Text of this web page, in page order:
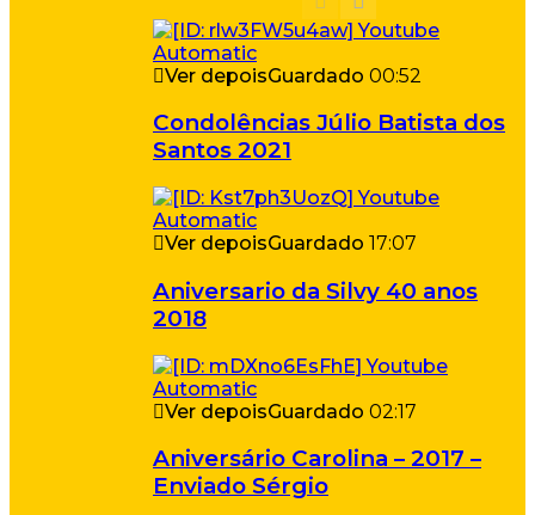
Ver depoisGuardado 00:52
Condolências Júlio Batista dos
Santos 2021
Ver depoisGuardado 17:07
Aniversario da Silvy 40 anos
2018
Ver depoisGuardado 02:17
Aniversário Carolina – 2017 –
Enviado Sérgio